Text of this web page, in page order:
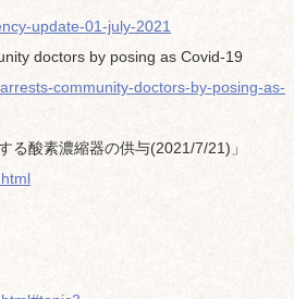
update-01-july-2021
doctors by posing as Covid-19
community-doctors-by-posing-as-
する酸素濃縮器の供与(2021/7/21)」